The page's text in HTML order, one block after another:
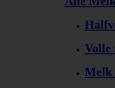
Volle
Melk